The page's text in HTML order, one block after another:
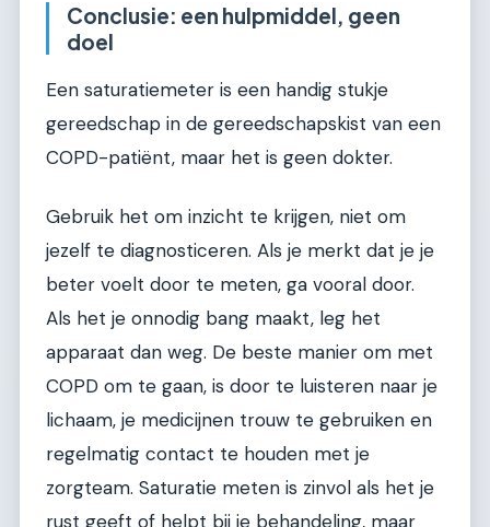
Conclusie: een hulpmiddel, geen
doel
Een saturatiemeter is een handig stukje
gereedschap in de gereedschapskist van een
COPD-patiënt, maar het is geen dokter.
Gebruik het om inzicht te krijgen, niet om
jezelf te diagnosticeren. Als je merkt dat je je
beter voelt door te meten, ga vooral door.
Als het je onnodig bang maakt, leg het
apparaat dan weg. De beste manier om met
COPD om te gaan, is door te luisteren naar je
lichaam, je medicijnen trouw te gebruiken en
regelmatig contact te houden met je
zorgteam. Saturatie meten is zinvol als het je
rust geeft of helpt bij je behandeling, maar